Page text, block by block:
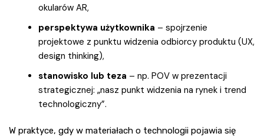
okularów AR,
perspektywa użytkownika – spojrzenie
projektowe z punktu widzenia odbiorcy produktu (UX,
design thinking),
stanowisko lub teza – np. POV w prezentacji
strategicznej: „nasz punkt widzenia na rynek i trend
technologiczny”.
W praktyce, gdy w materiałach o technologii pojawia się